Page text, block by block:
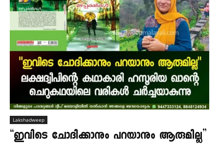
Lakshadweep
“ഇവിടെ ചോദിക്കാനും പറയാനും ആരുമില്ല”